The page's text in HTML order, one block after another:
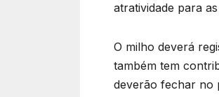
atratividade para
O milho deverá
também tem
deverão fechar no